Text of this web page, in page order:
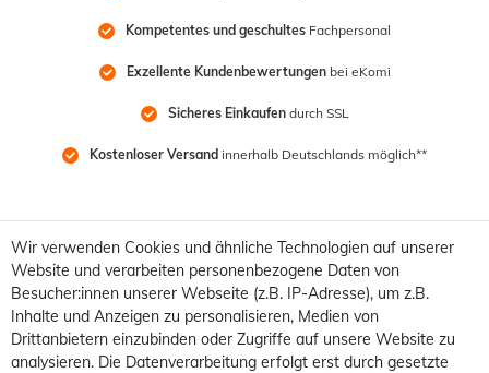
Kompetentes und geschultes Fachpersonal
Exzellente Kundenbewertungen bei eKomi
Sicheres Einkaufen durch SSL
Kostenloser Versand innerhalb Deutschlands möglich**
Wir verwenden Cookies und ähnliche Technologien auf unserer
Website und verarbeiten personenbezogene Daten von
Besucher:innen unserer Webseite (z.B. IP-Adresse), um z.B.
Inhalte und Anzeigen zu personalisieren, Medien von
Drittanbietern einzubinden oder Zugriffe auf unsere Website zu
analysieren. Die Datenverarbeitung erfolgt erst durch gesetzte